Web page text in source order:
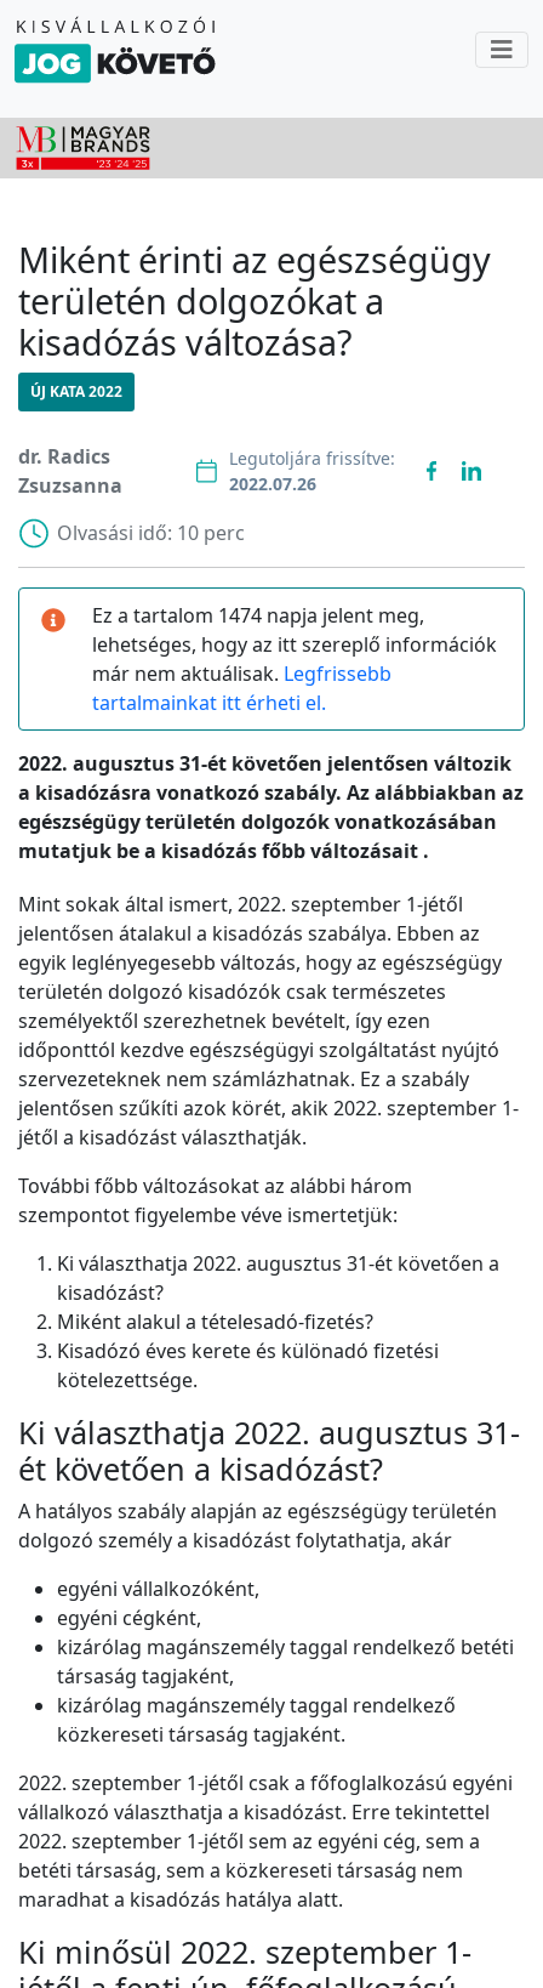
Miként érinti az egészségügy
területén dolgozókat a
kisadózás változása?
ÚJ KATA 2022
dr. Radics
Zsuzsanna
Legutoljára frissítve:
2022.07.26
Olvasási idő: 10 perc
Ez a tartalom 1474 napja jelent meg,
lehetséges, hogy az itt szereplő információk
már nem aktuálisak. Legfrissebb
tartalmainkat itt érheti el.
2022. augusztus 31-ét követően jelentősen változik
a kisadózásra vonatkozó szabály. Az alábbiakban az
egészségügy területén dolgozók vonatkozásában
mutatjuk be a kisadózás főbb változásait .
Mint sokak által ismert, 2022. szeptember 1-jétől
jelentősen átalakul a kisadózás szabálya. Ebben az
egyik leglényegesebb változás, hogy az egészségügy
területén dolgozó kisadózók csak természetes
személyektől szerezhetnek bevételt, így ezen
időponttól kezdve egészségügyi szolgáltatást nyújtó
szervezeteknek nem számlázhatnak. Ez a szabály
jelentősen szűkíti azok körét, akik 2022. szeptember 1-
jétől a kisadózást választhatják.
További főbb változásokat az alábbi három
szempontot figyelembe véve ismertetjük:
Ki választhatja 2022. augusztus 31-ét követően a
kisadózást?
Miként alakul a tételesadó-fizetés?
Kisadózó éves kerete és különadó fizetési
kötelezettsége.
Ki választhatja 2022. augusztus 31-
ét követően a kisadózást?
A hatályos szabály alapján az egészségügy területén
dolgozó személy a kisadózást folytathatja, akár
egyéni vállalkozóként,
egyéni cégként,
kizárólag magánszemély taggal rendelkező betéti
társaság tagjaként,
kizárólag magánszemély taggal rendelkező
közkereseti társaság tagjaként.
2022. szeptember 1-jétől csak a főfoglalkozású egyéni
vállalkozó választhatja a kisadózást. Erre tekintettel
2022. szeptember 1-jétől sem az egyéni cég, sem a
betéti társaság, sem a közkereseti társaság nem
maradhat a kisadózás hatálya alatt.
Ki minősül 2022. szeptember 1-